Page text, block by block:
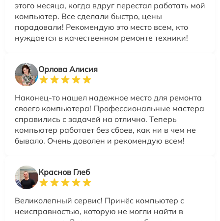
этого месяца, когда вдруг перестал работать мой
компьютер. Все сделали быстро, цены
порадовали! Рекомендую это место всем, кто
нуждается в качественном ремонте техники!
Орлова Алисия
Наконец-то нашел надежное место для ремонта
своего компьютера! Профессиональные мастера
справились с задачей на отлично. Теперь
компьютер работает без сбоев, как ни в чем не
бывало. Очень доволен и рекомендую всем!
Краснов Глеб
Великолепный сервис! Принёс компьютер с
неисправностью, которую не могли найти в